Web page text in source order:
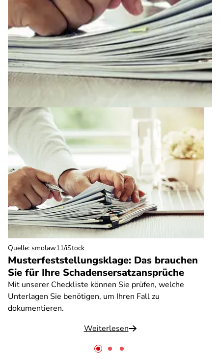
Musterfeststellungsklage: Das brauchen
Sie für Ihre Schadensersatzansprüche
Mit unserer Checkliste können Sie prüfen, welche
Unterlagen Sie benötigen, um Ihren Fall zu
dokumentieren.
Weiterlesen
Quelle: smolaw11/iStock